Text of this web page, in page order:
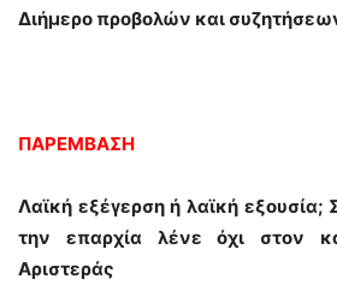
Διήμερο προβολών και
ΠΑΡΕΜΒΑΣΗ
Λαϊκή εξέγερση ή λαϊκή
την επαρχία λένε όχι στον
Αριστεράς